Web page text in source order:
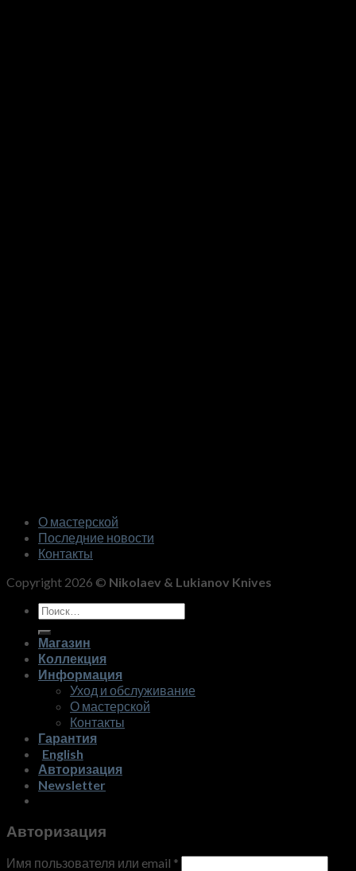
О мастерской
Последние новости
Контакты
Copyright 2026 © Nikolaev & Lukianov Knives
Искать:
Магазин
Коллекция
Информация
Уход и обслуживание
О мастерской
Контакты
Гарантия
English
Авторизация
Newsletter
Авторизация
Имя пользователя или email *